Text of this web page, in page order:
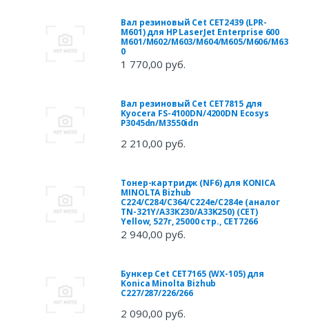
Вал резиновый Cet CET2439 (LPR-
M601) для HP LaserJet Enterprise 600
M601/M602/M603/M604/M605/M606/M63
0
1 770,00 руб.
Вал резиновый Cet CET7815 для
Kyocera FS-4100DN/4200DN Ecosys
P3045dn/M3550idn
2 210,00 руб.
Тонер-картридж (NF6) для KONICA
MINOLTA Bizhub
C224/C284/C364/C224e/C284e (аналог
TN-321Y/A33K230/A33K250) (CET)
Yellow, 527г, 25000 стр., CET7266
2 940,00 руб.
Бункер Cet CET7165 (WX-105) для
Konica Minolta Bizhub
C227/287/226/266
2 090,00 руб.